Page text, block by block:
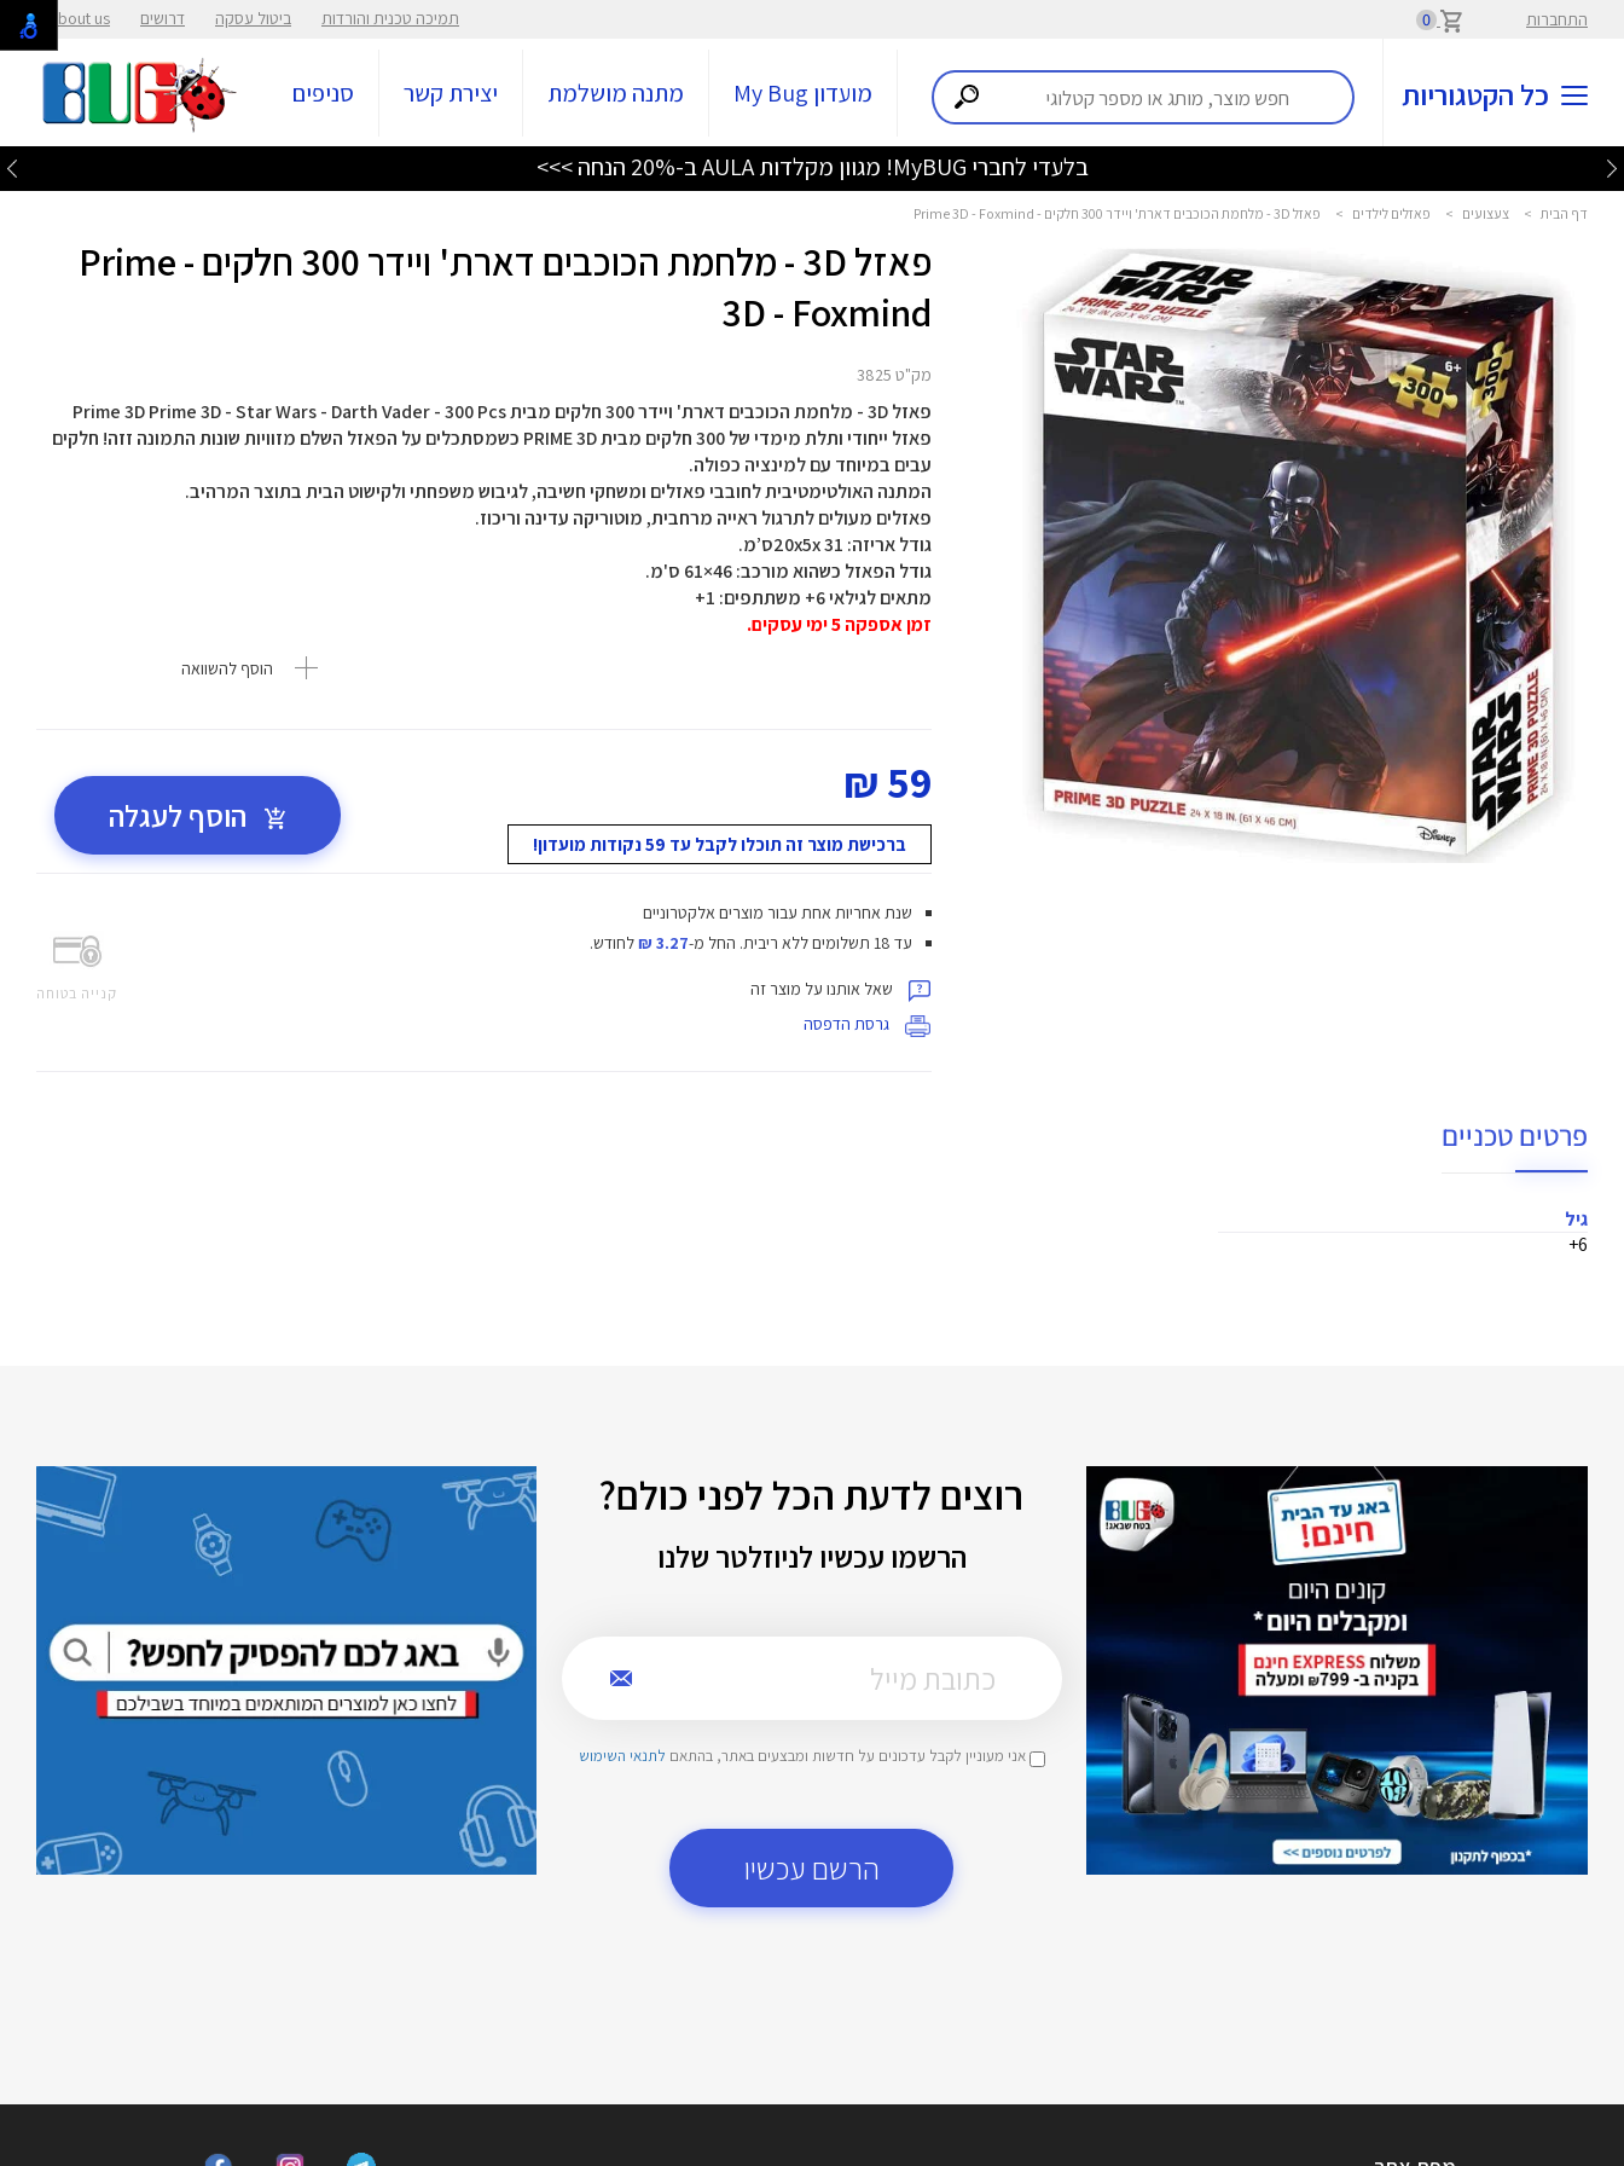
התחברות 0 תמיכה טכנית והורדות ביטול עסקה דרושים About us
כל הקטגוריות מועדון My Bug מתנה מושלמת יצירת קשר סניפים
בלעדי לחברי MyBUG! מגוון מקלדות AULA ב-20% הנחה >>>
דף הבית > צעצועים > פאזלים לילדים > פאזל 3D - מלחמת הכוכבים דארת' ויידר 300 חלקים - Prime 3D - Foxmind
פאזל 3D - מלחמת הכוכבים דארת' ויידר 300 חלקים - Prime
3D - Foxmind
מק"ט 3825
פאזל 3D - מלחמת הכוכבים דארת' ויידר 300 חלקים מבית Prime 3D Prime 3D - Star Wars - Darth Vader - 300 Pcs
פאזל ייחודי ותלת מימדי של 300 חלקים מבית PRIME 3D כשמסתכלים על הפאזל השלם מזוויות שונות התמונה זזה! חלקים
עבים במיוחד עם למינציה כפולה.
המתנה האולטימטיבית לחובבי פאזלים ומשחקי חשיבה, לגיבוש משפחתי ולקישוט הבית בתוצר המרהיב.
פאזלים מעולים לתרגול ראייה מרחבית, מוטוריקה עדינה וריכוז.
גודל אריזה: 31 20x5xס’מ.
גודל הפאזל כשהוא מורכב: 46×61 ס'מ.
מתאים לגילאי 6+ משתתפים: 1+
זמן אספקה 5 ימי עסקים.
הוסף להשוואה
59 ₪
ברכישת מוצר זה תוכלו לקבל עד 59 נקודות מועדון!
הוסף לעגלה
קנייה בטוחה
שנת אחריות אחת עבור מוצרים אלקטרוניים
עד 18 תשלומים ללא ריבית.
החל מ-3.27 ₪ לחודש.
שאל אותנו על מוצר זה
גרסת הדפסה
פרטים טכניים
גיל
6+
רוצים לדעת הכל לפני כולם?
הרשמו עכשיו לניוזלטר שלנו
אני מעוניין לקבל עדכונים על חדשות ומבצעים באתר, בהתאם לתנאי השימוש
הרשם עכשיו